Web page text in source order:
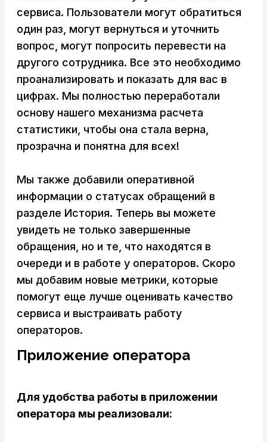
сервиса. Пользователи могут обратиться
один раз, могут вернуться и уточнить
вопрос, могут попросить перевести на
другого сотрудника. Все это необходимо
проанализировать и показать для вас в
цифрах. Мы полностью переработали
основу нашего механизма расчета
статистики, чтобы она стала верна,
прозрачна и понятна для всех!
Мы также добавили оперативной
информации о статусах обращений в
разделе История. Теперь вы можете
увидеть не только завершенные
обращения, но и те, что находятся в
очереди и в работе у операторов. Скоро
мы добавим новые метрики, которые
помогут еще лучше оценивать качество
сервиса и выстраивать работу
операторов.
Приложение оператора
Для удобства работы в приложении
оператора мы реализовали: